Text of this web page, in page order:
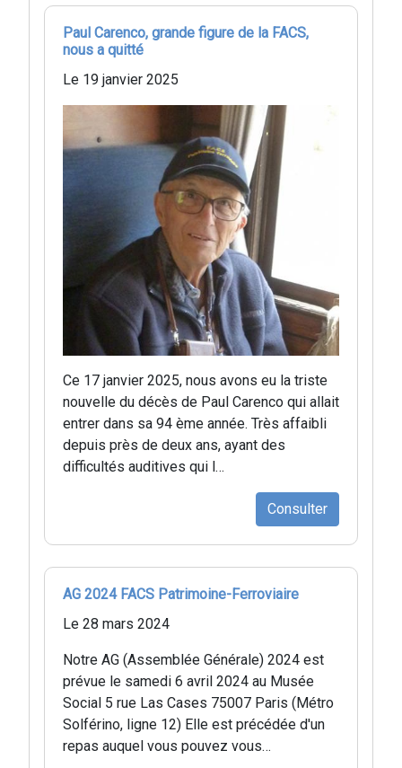
Paul Carenco, grande figure de la FACS,
nous a quitté
Le 19 janvier 2025
Ce 17 janvier 2025, nous avons eu la triste
nouvelle du décès de Paul Carenco qui allait
entrer dans sa 94 ème année. Très affaibli
depuis près de deux ans, ayant des
difficultés auditives qui l…
Consulter
AG 2024 FACS Patrimoine-Ferroviaire
Le 28 mars 2024
Notre AG (Assemblée Générale) 2024 est
prévue le samedi 6 avril 2024 au Musée
Social 5 rue Las Cases 75007 Paris (Métro
Solférino, ligne 12) Elle est précédée d'un
repas auquel vous pouvez vous…